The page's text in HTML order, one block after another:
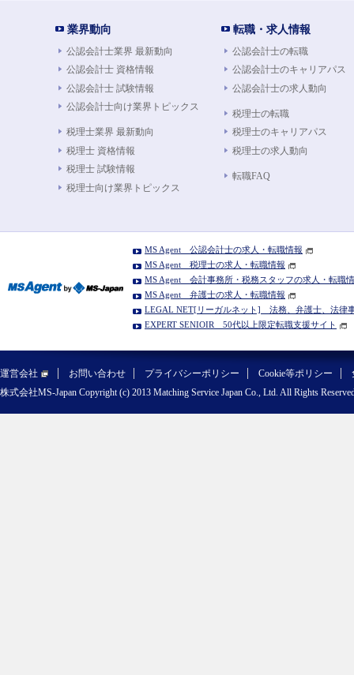
業界動向
公認会計士業界 最新動向
公認会計士 資格情報
公認会計士 試験情報
公認会計士向け業界トピックス
税理士業界 最新動向
税理士 資格情報
税理士 試験情報
税理士向け業界トピックス
転職・求人情報
公認会計士の転職
公認会計士のキャリアパス
公認会計士の求人動向
税理士の転職
税理士のキャリアパス
税理士の求人動向
転職FAQ
MS Agent 公認会計士の求人・転職情報
MS Agent 税理士の求人・転職情報
MS Agent 会計事務所・税務スタッフの求人・転職
MS Agent 弁護士の求人・転職情報
LEGAL NET[リーガルネット] 法務、弁護士、法律
EXPERT SENIOIR 50代以上限定転職支援サイト
運営会社 お問い合わせ プライバシーポリシー Cookie等ポリシー
株式会社MS-Japan Copyright (c) 2013 Matching Service Japan Co., Ltd. All Rights